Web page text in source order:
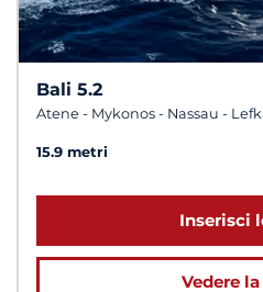
Bali 5.2
Atene - Mykonos - Nassau -
15.9 metri
Inserisci
Vedere